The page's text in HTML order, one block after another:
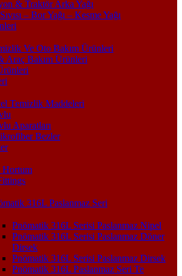
& Traktör Arka Yağı
– Bor Yağı – Kesme Yağı
Ve Oto Bakım Ürünleri
Araç Bakım Ürünleri
Temizlik Maddeleri
Aparatları
Bezler
Hortum
316L Paslanmaz Seri
Pnömatik 316L Serisi Paslanmaz Nipel
Pnömatik 316L Serisi Paslanmaz Döner
Dirsek
Pnömatik 316L Serisi Paslanmaz Dirsek
Pnömatik 316L Paslanmaz Seri Te